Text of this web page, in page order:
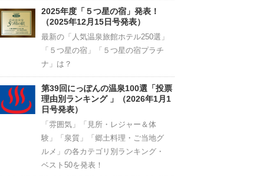
2025年度「５つ星の宿」発表！
（2025年12月15日号発表）
最新の「人気温泉旅館ホテル250選」
「５つ星の宿」「５つ星の宿プラチ
ナ」は？
第39回にっぽんの温泉100選「投票
理由別ランキング 」（2026年1月1
日号発表）
「雰囲気」「見所・レジャー＆体
験」「泉質」「郷土料理・ご当地グ
ルメ」の各カテゴリ別ランキング・
ベスト50を発表！